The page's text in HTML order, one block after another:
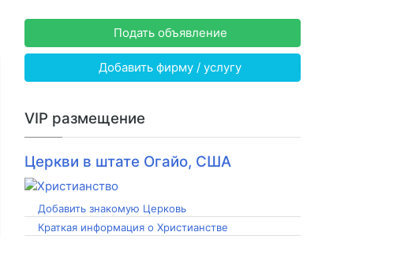
Подать объявление
Добавить фирму / услугу
VIP размещение
Церкви в штате Огайо, США
Добавить знакомую Церковь
Краткая информация о Христианстве